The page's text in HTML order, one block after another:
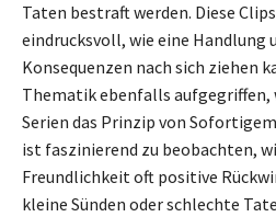
Taten bestraft werden. Diese
eindrucksvoll, wie eine
Konsequenzen nach sich ziehen
Thematik ebenfalls aufgegriffen,
Serien das Prinzip von
ist faszinierend zu beobachten,
Freundlichkeit oft positive
kleine Sünden oder schlechte